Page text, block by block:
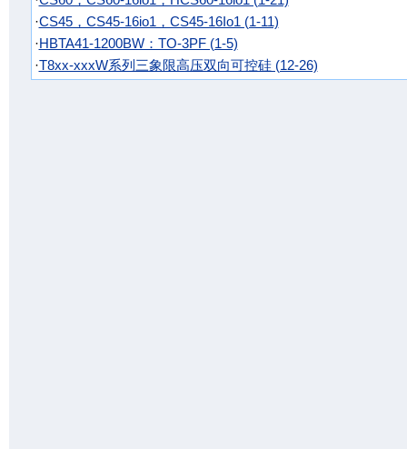
·CS45，CS45-16io1，CS45-16Io1 (1-11)
·HBTA41-1200BW：TO-3PF (1-5)
·T8xx-xxxW系列三象限高压双向可控硅 (12-26)